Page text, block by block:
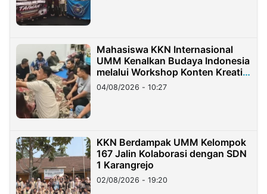
Mahasiswa KKN Internasional
UMM Kenalkan Budaya Indonesia
melalui Workshop Konten Kreatif
di Taiwan
04/08/2026 - 10:27
KKN Berdampak UMM Kelompok
167 Jalin Kolaborasi dengan SDN
1 Karangrejo
02/08/2026 - 19:20